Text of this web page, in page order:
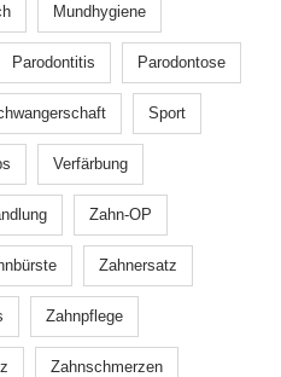
Mundhygiene
Parodontitis Parodontose
Sport
Verfärbung
Zahn-OP
Zahnersatz
Zahnpflege
Zahnschmerzen